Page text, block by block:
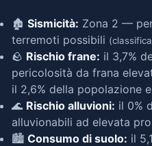
🏚️ Sismicità: Zona 2 —
terremoti possibili
🪨 Rischio frane: il 3,7%
pericolosità da frana
il 2,6% della popolazione
🌊 Rischio alluvioni: il 0%
alluvionabili ad elevata
🏙️ Consumo di suolo: il